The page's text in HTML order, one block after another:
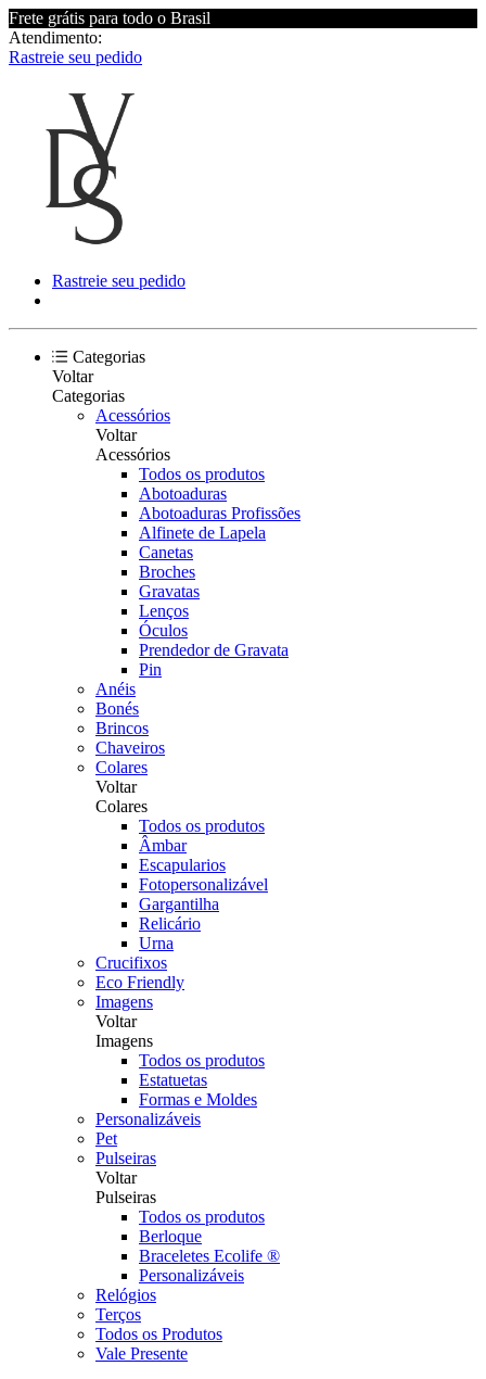
Frete grátis para todo o Brasil
Atendimento:
Rastreie seu pedido
Rastreie seu pedido
Categorias
Voltar
Categorias
Acessórios
Voltar
Acessórios
Todos os produtos
Abotoaduras
Abotoaduras Profissões
Alfinete de Lapela
Canetas
Broches
Gravatas
Lenços
Óculos
Prendedor de Gravata
Pin
Anéis
Bonés
Brincos
Chaveiros
Colares
Voltar
Colares
Todos os produtos
Âmbar
Escapularios
Fotopersonalizável
Gargantilha
Relicário
Urna
Crucifixos
Eco Friendly
Imagens
Voltar
Imagens
Todos os produtos
Estatuetas
Formas e Moldes
Personalizáveis
Pet
Pulseiras
Voltar
Pulseiras
Todos os produtos
Berloque
Braceletes Ecolife ®
Personalizáveis
Relógios
Terços
Todos os Produtos
Vale Presente